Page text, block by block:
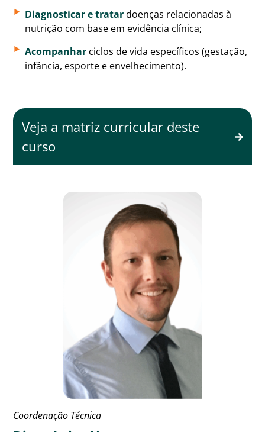
Diagnosticar e tratardoenças relacionadas à
nutrição com base em evidência clínica;
Acompanhar ciclos de vida específicos (gestação,
infância, esporte e envelhecimento).
Veja a matriz curricular deste
curso
Coordenação Técnica